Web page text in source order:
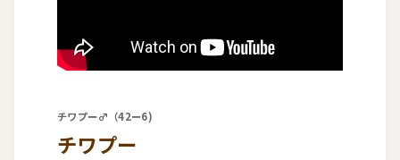
チワプー♂（42ー6)
チワプー